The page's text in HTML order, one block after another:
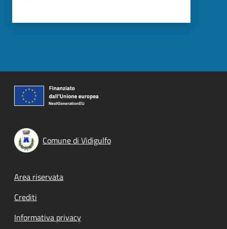
Comune di Vidigulfo
Footer menu
Area riservata
Crediti
Informativa privacy